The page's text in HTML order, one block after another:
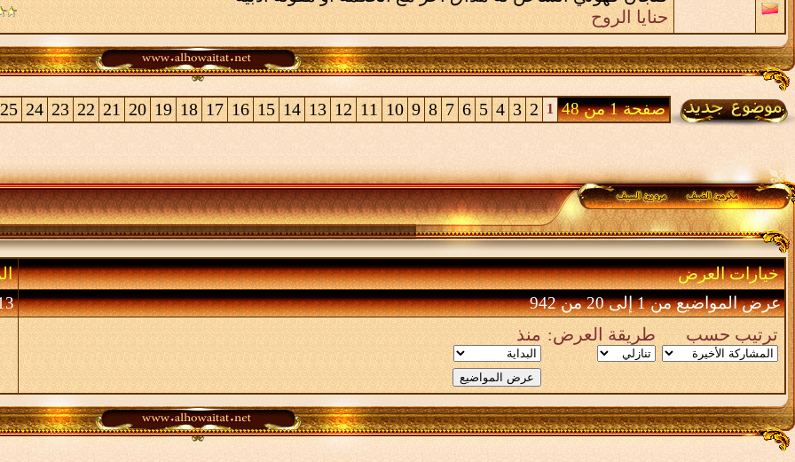
حنايا الروح
صفحة 1 من 48 1
2
3
4
5
6
7
8
9
10
11
12
13
14
15
16
17
18
19
20
21
22
23
24
25
خيارات العرض
عرض المواضيع من 1 إلى 20 من 942
13 (الأعضاء 0
ترتيب حسب طريقة العرض: منذ